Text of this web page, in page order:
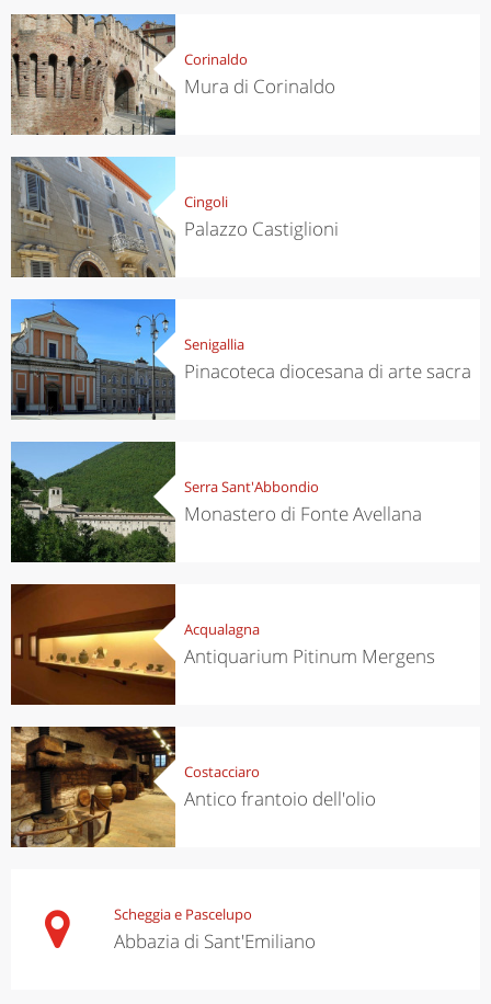
Corinaldo
Mura di Corinaldo
Cingoli
Palazzo Castiglioni
Senigallia
Pinacoteca diocesana di arte sacra
Serra Sant'Abbondio
Monastero di Fonte Avellana
Acqualagna
Antiquarium Pitinum Mergens
Costacciaro
Antico frantoio dell'olio
Scheggia e Pascelupo
Abbazia di Sant'Emiliano